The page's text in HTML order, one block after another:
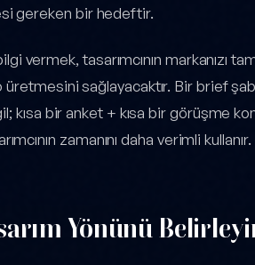
gereken bir hedeftir.
vermek, tasarımcının markanızı
üretmesini sağlayacaktır. Bir brief
kısa bir anket + kısa bir görüşme
zamanını daha verimli kullanır.
Yönünü